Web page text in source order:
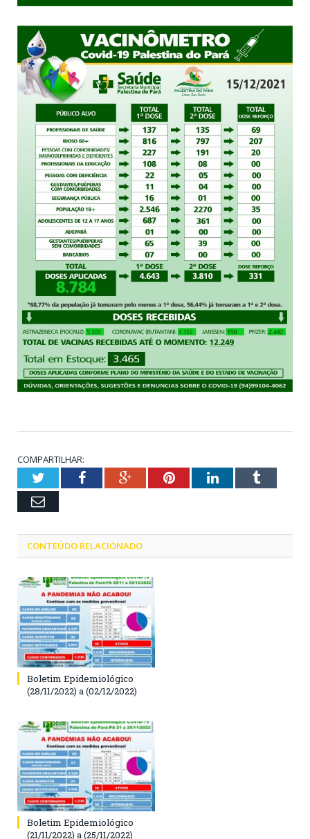
COMPARTILHAR:
TwitterFacebookGoogle+PinterestLinkedInTumblr
Email
CONTEÚDO RELACIONADO
Boletim Epidemiológico
(28/11/2022) a (02/12/2022)
Boletim Epidemiológico
(21/11/2022) a (25/11/2022)